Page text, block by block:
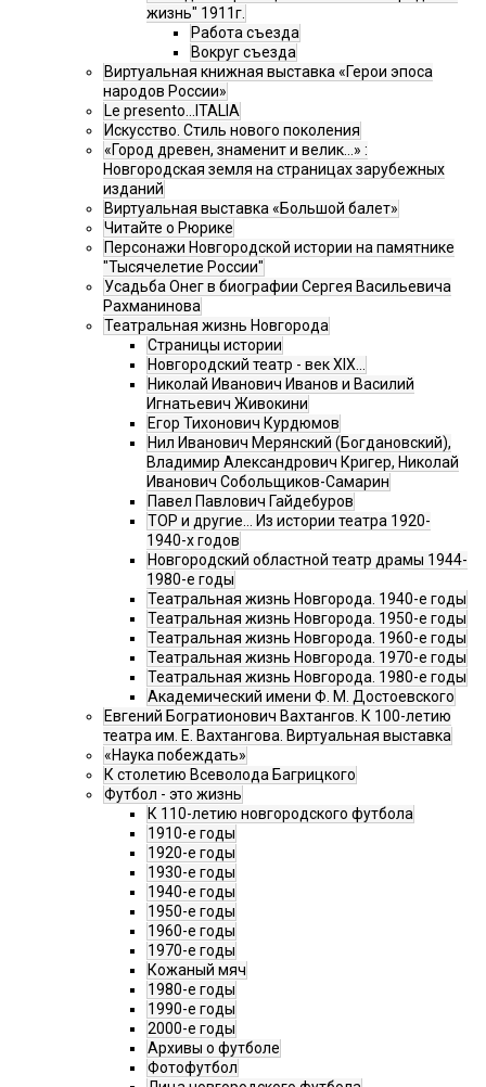
жизнь" 1911г.
Работа съезда
Вокруг съезда
Виртуальная книжная выставка «Герои эпоса
народов России»
Le presento...ITALIA
Искусство. Стиль нового поколения
«Город древен, знаменит и велик…» :
Новгородская земля на страницах зарубежных
изданий
Виртуальная выставка «Большой балет»
Читайте о Рюрике
Персонажи Новгородской истории на памятнике
"Тысячелетие России"
Усадьба Онег в биографии Сергея Васильевича
Рахманинова
Театральная жизнь Новгорода
Страницы истории
Новгородский театр - век XIX…
Николай Иванович Иванов и Василий
Игнатьевич Живокини
Егор Тихонович Курдюмов
Нил Иванович Мерянский (Богдановский),
Владимир Александрович Кригер, Николай
Иванович Собольщиков-Самарин
Павел Павлович Гайдебуров
ТОР и другие… Из истории театра 1920-
1940-х годов
Новгородский областной театр драмы 1944-
1980-е годы
Театральная жизнь Новгорода. 1940-е годы
Театральная жизнь Новгорода. 1950-е годы
Театральная жизнь Новгорода. 1960-е годы
Театральная жизнь Новгорода. 1970-е годы
Театральная жизнь Новгорода. 1980-е годы
Академический имени Ф. М. Достоевского
Евгений Богратионович Вахтангов. К 100-летию
театра им. Е. Вахтангова. Виртуальная выставка
«Наука побеждать»
К столетию Всеволода Багрицкого
Футбол - это жизнь
К 110-летию новгородского футбола
1910-е годы
1920-е годы
1930-е годы
1940-е годы
1950-е годы
1960-е годы
1970-е годы
Кожаный мяч
1980-е годы
1990-е годы
2000-е годы
Архивы о футболе
Фотофутбол